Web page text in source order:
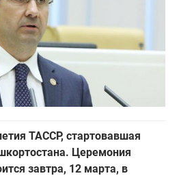
ТАССР, стартовавшая
Церемония
завтра, 12 марта, в